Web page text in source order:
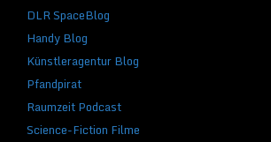
DLR SpaceBlog
Handy Blog
Künstleragentur Blog
Pfandpirat
Raumzeit Podcast
Science-Fiction Filme